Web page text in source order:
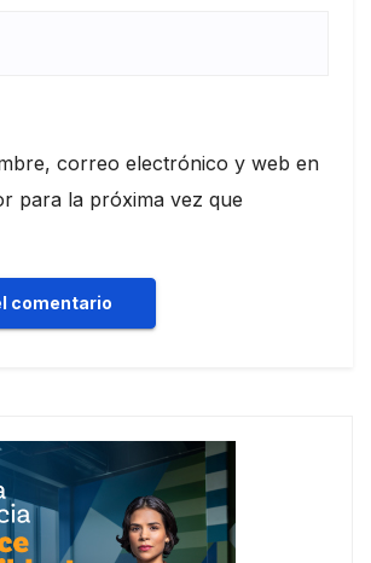
correo electrónico y web en
para la próxima vez que